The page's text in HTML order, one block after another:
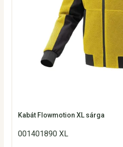
Kabát Flowmotion XL sárga
001401890 XL